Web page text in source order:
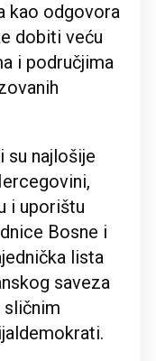
kao odgovora
dobiti veću
i područjima
su najlošije
i uporištu
Bosne i
lista
saveza
sličnim